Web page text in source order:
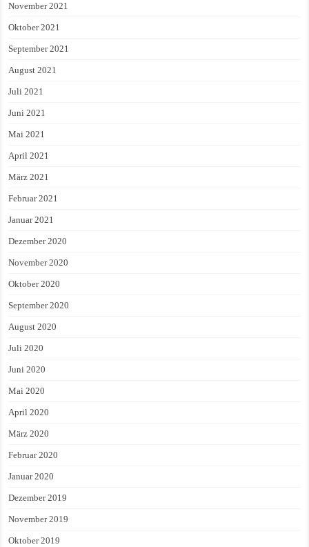
November 2021
Oktober 2021
September 2021
August 2021
Juli 2021
Juni 2021
Mai 2021
April 2021
März 2021
Februar 2021
Januar 2021
Dezember 2020
November 2020
Oktober 2020
September 2020
August 2020
Juli 2020
Juni 2020
Mai 2020
April 2020
März 2020
Februar 2020
Januar 2020
Dezember 2019
November 2019
Oktober 2019